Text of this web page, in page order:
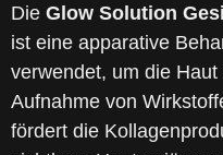
Die Glow Solution
ist eine apparative
verwendet, um die
Aufnahme von
fördert die